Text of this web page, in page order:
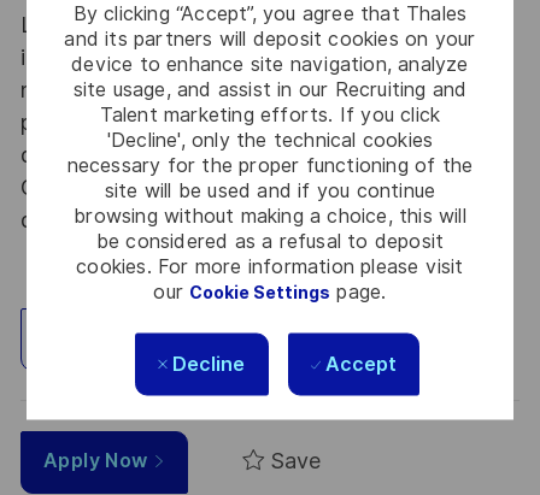
By clicking “Accept”, you agree that Thales
and its partners will deposit cookies on your
device to enhance site navigation, analyze
site usage, and assist in our Recruiting and
Talent marketing efforts. If you click
'Decline', only the technical cookies
necessary for the proper functioning of the
site will be used and if you continue
browsing without making a choice, this will
be considered as a refusal to deposit
cookies. For more information please visit
our Cookie Settings page.
Decline Accept
Le poste pouvant nécessiter d'accéder à des
informations relevant du secret de la défense
nationale, la personne retenue fera l'objet d'une
procédure d’habilitation, conformément aux
dispositions des articles R.2311-1 et suivants du
Code de la défense et de l’IGI 1300 SGDSN/PSE
du 09 août 2021.
Explore Location
Apply Now Save